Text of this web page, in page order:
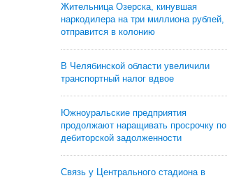
Жительница Озерска, кинувшая
наркодилера на три миллиона рублей,
отправится в колонию
В Челябинской области увеличили
транспортный налог вдвое
Южноуральские предприятия
продолжают наращивать просрочку по
дебиторской задолженности
Связь у Центрального стадиона в